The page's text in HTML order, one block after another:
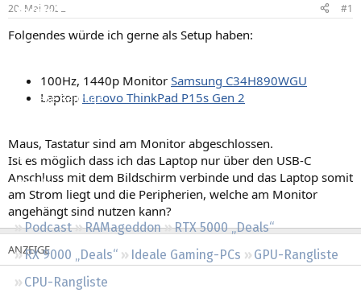
Forum
Aktuelles
Neue Beiträge
Leserartikel
Regeln
Podcast RAMageddon
RTX 5000 „Deals“
RX 9000 „Deals“
Ideale Gaming-PCs
GPU-Rangliste
CPU-Rangliste
e
r
t
a
20. Mai 2022 #1
Folgendes würde ich gerne als Setup haben:
100Hz, 1440p Monitor Samsung C34H890WGU
Laptop Lenovo ThinkPad P15s Gen 2
Maus, Tastatur sind am Monitor abgeschlossen.
Ist es möglich dass ich das Laptop nur über den USB-C
Anschluss mit dem Bildschirm verbinde und das Laptop somit
am Strom liegt und die Peripherien, welche am Monitor
angehängt sind nutzen kann?